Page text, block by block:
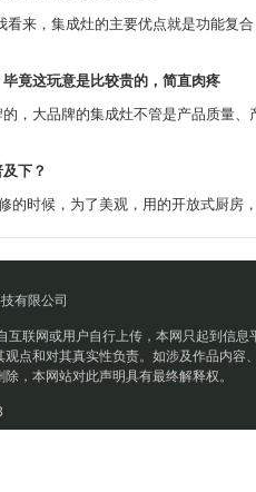
竟这玩意是比较贵的，简直肉疼
下？
有限公司
互联网或用户自行上传，本网只起到信息
点和对其真实性负责。如涉及作品内容
，本网站对此声明具有最终解释权。